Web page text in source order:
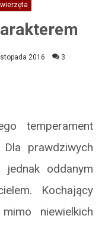
2016 3
temperament
prawdziwych
jednak oddanym
Kochający
niewielkich